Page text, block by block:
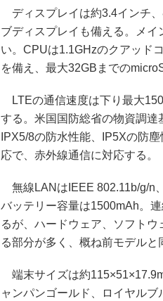
ディスプレイは約3.4インチ
ブディスプレイも備える。メ
い。CPUは1.1GHzのクアッド
を備え、最大32GBまでの
LTEの通信速度は下り最大
する。米国国防総省の物資調
IPX5/8の防水性能、IP5Xの防
応で、赤外線通信に対応する。
無線LANはIEEE 802.11b/g/n
バッテリー容量は1500mAh。
るが、ハードウェア、ソフト
る部分が多く、概ね前モデル
端末サイズは約
ャンパンゴールド、ロイヤル